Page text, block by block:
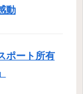
動
ポート所有